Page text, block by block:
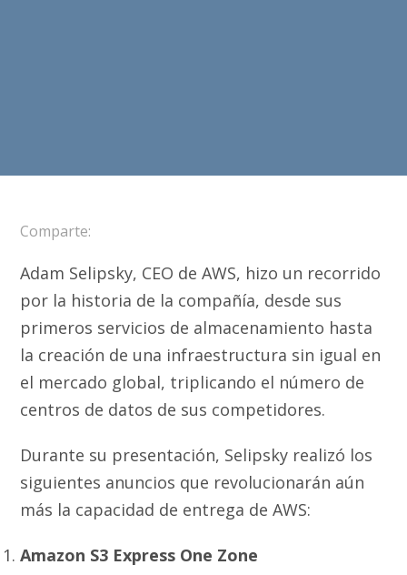
Comparte:
Adam Selipsky, CEO de AWS, hizo un recorrido
por la historia de la compañía, desde sus
primeros servicios de almacenamiento hasta
la creación de una infraestructura sin igual en
el mercado global, triplicando el número de
centros de datos de sus competidores.
Durante su presentación, Selipsky realizó los
siguientes anuncios que revolucionarán aún
más la capacidad de entrega de AWS:
Amazon S3 Express One Zone